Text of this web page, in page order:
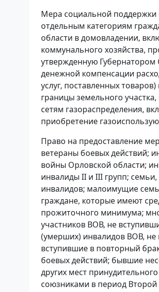
Мера социальной поддержки
отдельным категориям
области в домовладении,
коммунального хозяйства,
утвержденную
денежной компенсации
услуг, поставленных
границы земельного
сетям газораспределения,
приобретение
Право на предоставление
ветераны боевых действий;
войны Орловской области;
инвалиды II и III групп;
инвалидов; малоимущие
граждане, которые имеют
прожиточного минимума;
участников ВОВ, не
(умерших) инвалидов ВОВ, не
вступившие в повторный
боевых действий; бывшие
других мест
союзниками в период